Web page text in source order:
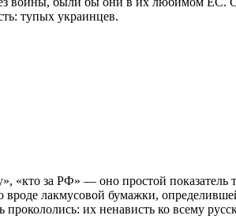
тупых украинцев.
«кто за РФ» — оно простой
вроде лакмусовой бумажки,
прокололись: их ненависть ко всему